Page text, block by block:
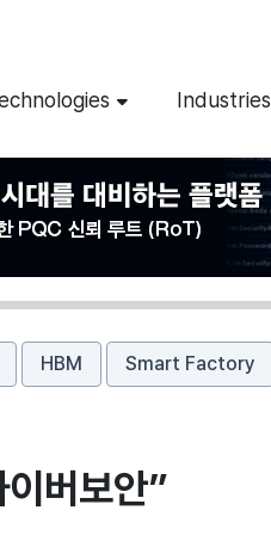
Industries
HBM Smart Factory
버보안”